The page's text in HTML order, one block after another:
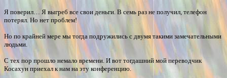
Я поверил… Я выгреб все свои деньги. В семь раз не получил, телефон
потерял. Но нет проблем!
Но по крайней мере мы тогда подружились с двумя такими замечательными
людьми.
С тех пор прошло немало времени. И вот тогдашний мой переводчик
Косахун приехал к нам на эту конференцию.